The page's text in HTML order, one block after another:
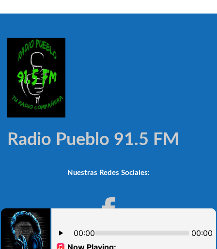
Radio Pueblo 91.5 FM
Nuestras Redes Sociales: